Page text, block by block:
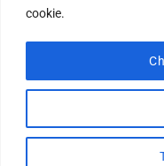
cookie.
Copyrights @2023